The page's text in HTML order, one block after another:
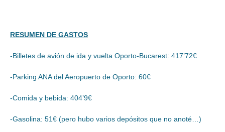
RESUMEN DE GASTOS
-Billetes de avión de ida y vuelta Oporto-Bucarest: 417’72€
-Parking ANA del Aeropuerto de Oporto: 60€
-Comida y bebida: 404’9€
-Gasolina: 51€ (pero hubo varios depósitos que no anoté…)